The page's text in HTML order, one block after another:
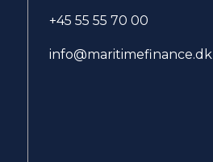
+45 55 55 70 00
info@maritimefinance.dk